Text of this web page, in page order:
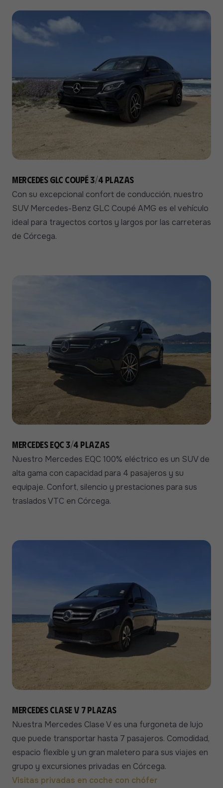
Mercedes GLC Coupé 3/4 plazas
Con su excepcional confort de conducción, nuestro
SUV Mercedes-Benz GLC Coupé AMG es el vehículo
ideal para trayectos cortos y largos por las carreteras
de Córcega.
Mercedes EQC 3/4 plazas
Nuestro Mercedes EQC 100% eléctrico es un SUV de
alta gama con capacidad para 4 pasajeros y su
equipaje. Confort, silencio y prestaciones para sus
traslados VTC en Córcega.
Mercedes Clase V 7 plazas
Nuestra Mercedes Clase V es una furgoneta de lujo
que puede transportar hasta 7 pasajeros. Comodidad,
espacio flexible y un gran maletero para sus viajes en
grupo y excursiones privadas en Córcega.
Visitas privadas en coche con chófer